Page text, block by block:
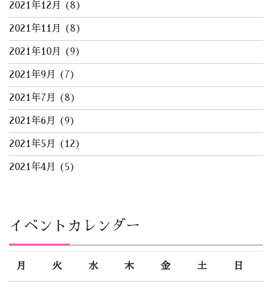
2021年12月 (8)
2021年11月 (8)
2021年10月 (9)
2021年9月 (7)
2021年7月 (8)
2021年6月 (9)
2021年5月 (12)
2021年4月 (5)
イベントカレンダー
月 火 水 木 金 土 日